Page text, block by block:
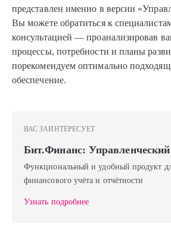
представлен именно в версии
Вы можете обратиться к
консультацией — проанализировав
процессы, потребности и планы
порекомендуем оптимально
обеспечение.
ВАС ЗАИНТЕРЕСУЕТ
Бит.Финанс: Управленческий
Функциональный и удобный продукт
финансового учёта и отчётности
Узнать подробнее